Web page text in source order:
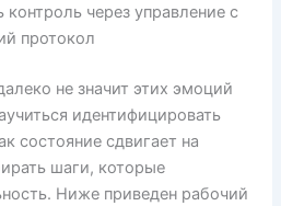
через управление с
протокол
не значит этих эмоций
идентифицировать
состояние сдвигает на
шаги, которые
Ниже приведен рабочий